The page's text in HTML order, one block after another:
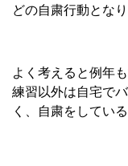
どの自粛行動となり
よく考えると例年
練習以外は自宅で
く、自粛をしてい